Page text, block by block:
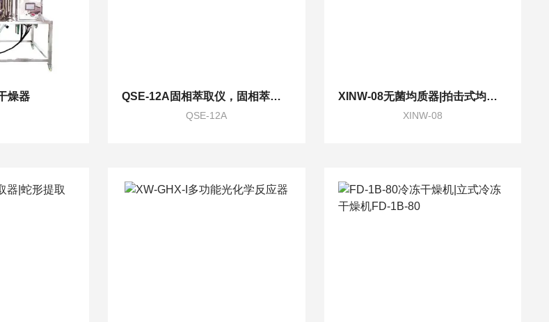
燥器 QSE-12A固相萃取仪，固相萃取装置，固相萃取
QSE-12A
XINW-08无菌均质器|拍击式均质器
XINW-08